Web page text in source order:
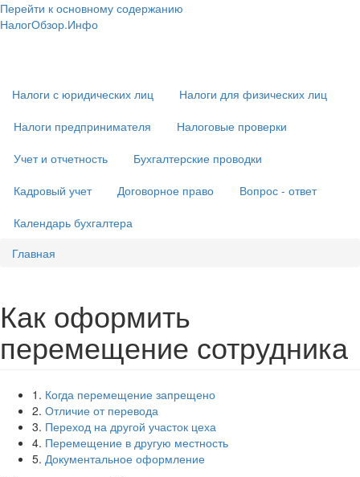
Перейти к основному содержанию
НалогОбзор.Инфо
Налоги с юридических лиц
Налоги для физических лиц
Налоги предпринимателя
Налоговые проверки
Учет и отчетность
Бухгалтерские проводки
Кадровый учет
Договорное право
Вопрос - ответ
Календарь бухгалтера
Главная
Как оформить
перемещение сотрудника
1. Когда перемещение запрещено
2. Отличие от перевода
3. Переход на другой участок цеха
4. Перемещение в другую местность
5. Документальное оформление